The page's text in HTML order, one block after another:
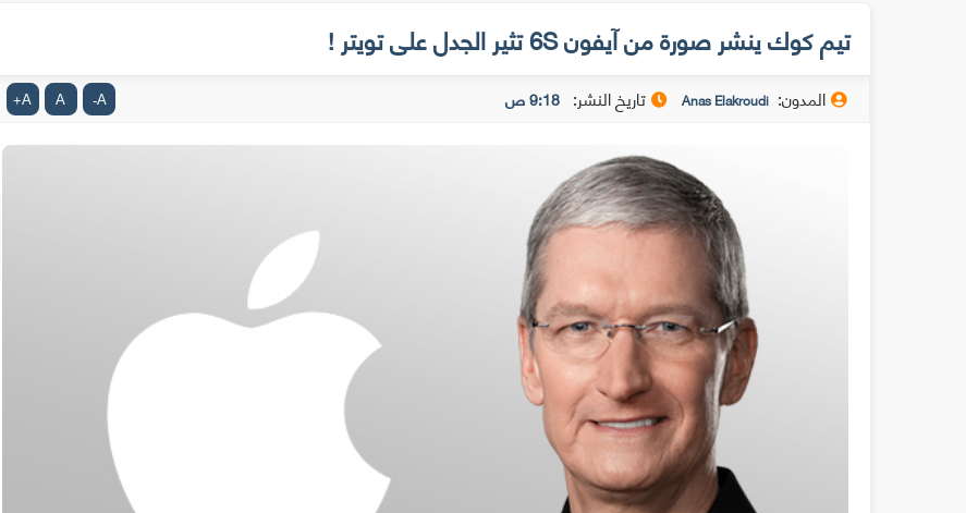
تيم كوك ينشر صورة من آيفون 6S تثير الجدل على تويتر !
المدون: Anas Elakroudi تاريخ النشر: 9:18 ص A
-
A
A
+